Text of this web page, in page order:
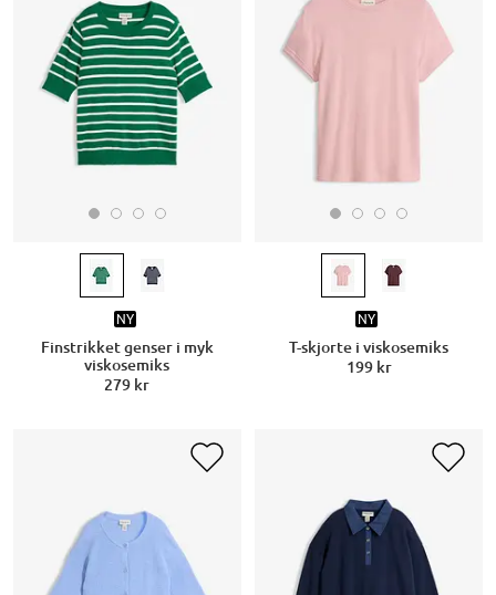
NY
Finstrikket genser i myk
viskosemiks
279 kr
NY
T-skjorte i viskosemiks
199 kr